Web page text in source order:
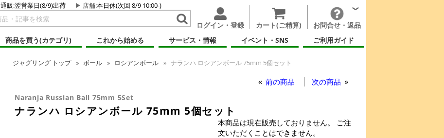
通販:翌営業日(8/9)出荷 店舗:本日休(次回 8/9 10:00-)
ログイン・登録 カート(ご精算)
お問合せ・返品
商品を買う(カテゴリ)
これから始める サービス・情報 イベント・SNS ご利用ガイド
ジャグリング トップ ボール ロシアンボール ナランハ ロシアンボール 75mm 5個セット
前の商品 次の商品
Naranja Russian Ball 75mm 5Set
ナランハ ロシアンボール 75mm 5個セット
本商品は現在販売しておりません。 ご注
文いただくことはできません。